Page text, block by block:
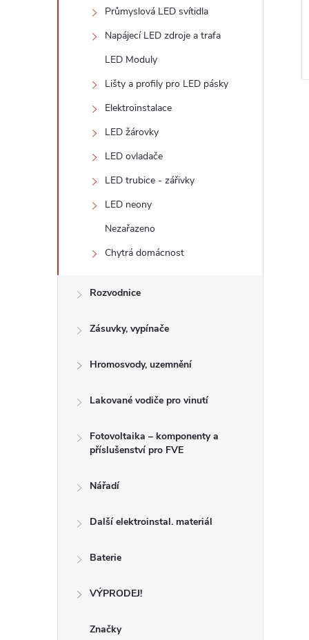
Průmyslová LED svítidla
Napájecí LED zdroje a trafa
LED Moduly
Lišty a profily pro LED pásky
Elektroinstalace
LED žárovky
LED ovladače
LED trubice - zářivky
LED neony
Nezařazeno
Chytrá domácnost
Rozvodnice
Zásuvky, vypínače
Hromosvody, uzemnění
Lakované vodiče pro vinutí
Fotovoltaika – komponenty a
příslušenství pro FVE
Nářadí
Další elektroinstal. materiál
Baterie
VÝPRODEJ!
Značky